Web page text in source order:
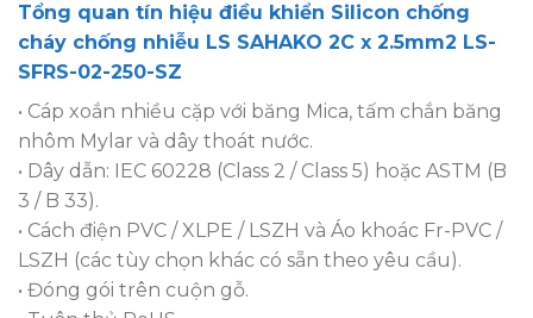
Tổng quan tín hiệu điều khiển Silicon chống
cháy chống nhiễu LS SAHAKO 2C x 2.5mm2 LS-
SFRS-02-250-SZ
• Cáp xoắn nhiều cặp với băng Mica, tấm chắn băng
nhôm Mylar và dây thoát nước.
• Dây dẫn: IEC 60228 (Class 2 / Class 5) hoặc ASTM (B
3 / B 33).
• Cách điện PVC / XLPE / LSZH và Áo khoác Fr-PVC /
LSZH (các tùy chọn khác có sẵn theo yêu cầu).
• Đóng gói trên cuộn gỗ.